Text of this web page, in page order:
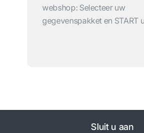
webshop: Selecteer uw
gegevenspakket en START
Sluit u aan